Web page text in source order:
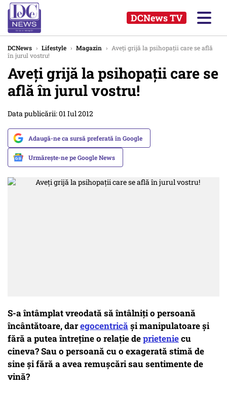
DCNews TV
DCNews › Lifestyle › Magazin › Aveţi grijă la psihopaţii care se află
în jurul vostru!
Aveţi grijă la psihopaţii care se
află în jurul vostru!
Data publicării: 01 Iul 2012
Adaugă-ne ca sursă preferată în Google
Urmărește-ne pe Google News
S-a întâmplat vreodată să întâlniţi o persoană
încântătoare, daregocentricăşi manipulatoare şi
fără a putea întreţine o relaţie deprieteniecu
cineva? Sau o persoană cu o exagerată stimă de
sine şi fără a avea remuşcări sau sentimente de
vină?